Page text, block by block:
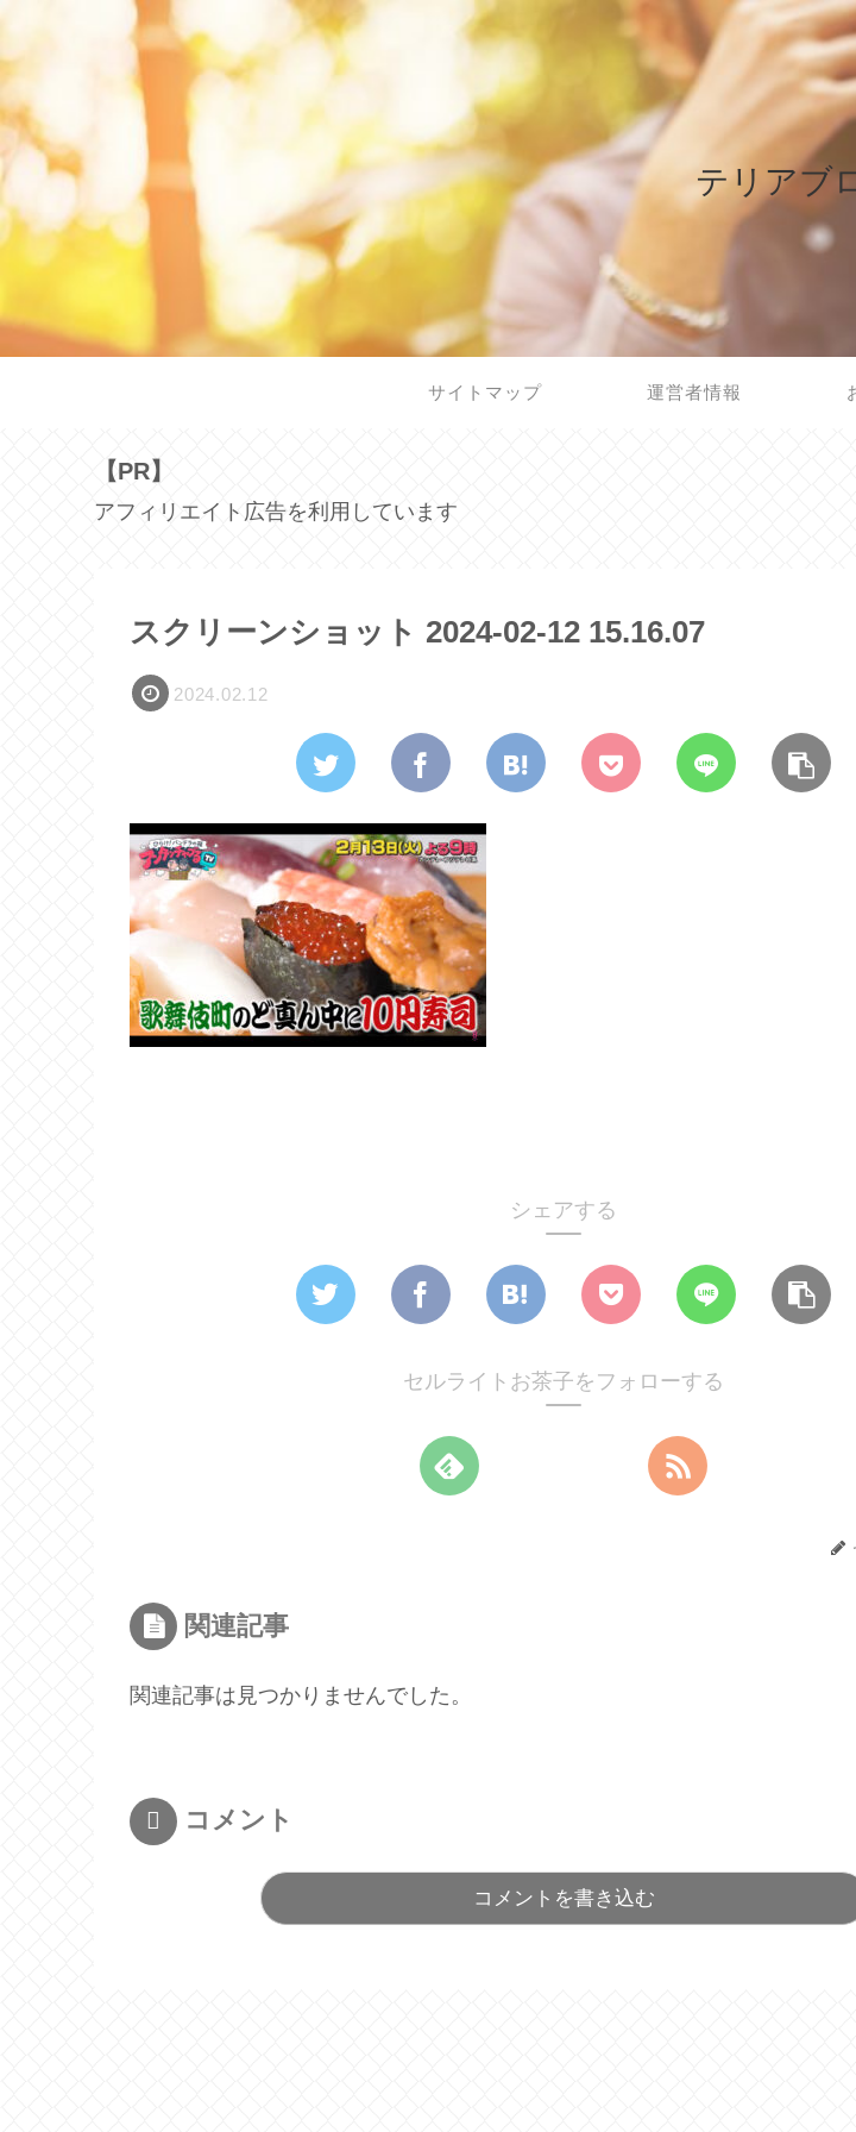
テリアブ
サイトマップ 運営者情報
【PR】
アフィリエイト広告を利用しています
スクリーンショット 2024-02-12 15.16.07
2024.02.12
シェアする
セルライトお茶子をフォローする
関連記事
関連記事は見つかりませんでした。
コメント
コメントを書き込む